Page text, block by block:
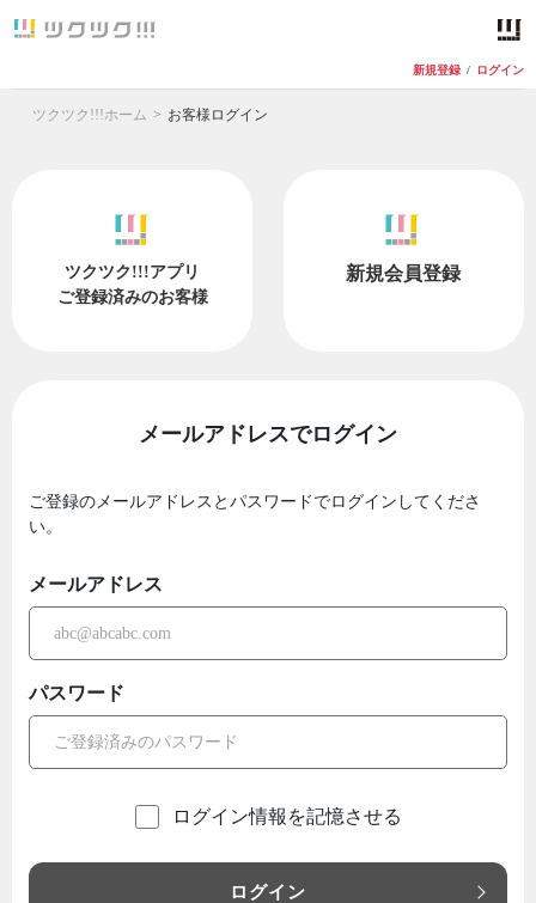
新規登録 / ログイン
ツクツク!!!ホーム お客様ログイン
ツクツク!!!アプリ
ご登録済みのお客様
新規会員登録
メールアドレスでログイン
ご登録のメールアドレスとパスワードでログインしてくださ
い。
メールアドレス
パスワード
ログイン情報を記憶させる
ログイン